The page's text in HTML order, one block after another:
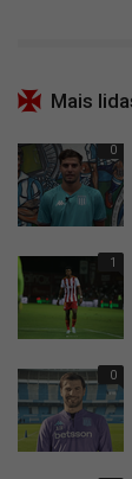
Mais
0
1
0